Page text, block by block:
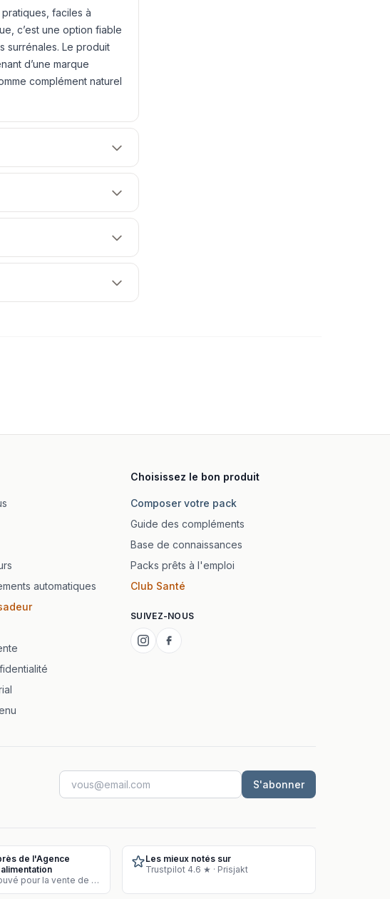
faciles à
c’est une option fiable
surrénales. Le produit
d’une marque
complément naturel
automatiques
Choisissez le bon produit
Composer votre pack
Guide des compléments
Base de connaissances
Packs prêts à l'emploi
Club Santé
SUIVEZ-NOUS
S'abonner
de l'Agence
Entrepôt approuvé pour la vente de compléments
Les mieux notés sur
Trustpilot 4.6 ★ · Prisjakt